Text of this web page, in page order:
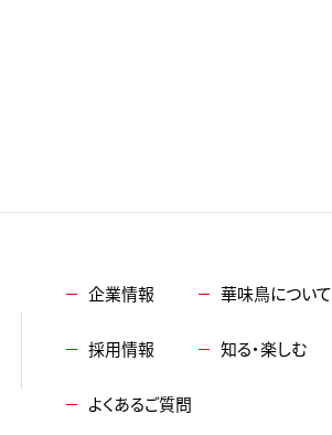
企業情報 華味鳥について
採用情報 知る・楽しむ
よくあるご質問